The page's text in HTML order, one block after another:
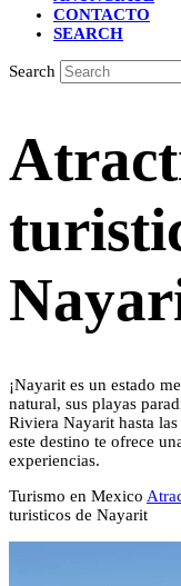
CONTACTO
SEARCH
Search
¡Nayarit es un estado
natural, sus playas
Riviera Nayarit hasta
este destino te ofrece
experiencias.
Turismo en Mexico
turisticos de Nayarit